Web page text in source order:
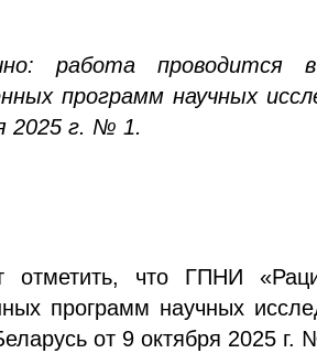
работа проводится
программ научных
2025 г. № 1.
отметить, что ГПНИ
программ научных
от 9 октября 2025 г.